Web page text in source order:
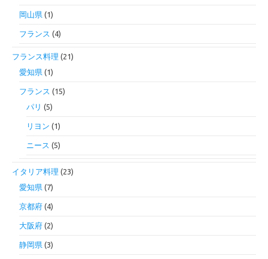
岡山県 (1)
フランス (4)
フランス料理 (21)
愛知県 (1)
フランス (15)
パリ (5)
リヨン (1)
ニース (5)
イタリア料理 (23)
愛知県 (7)
京都府 (4)
大阪府 (2)
静岡県 (3)